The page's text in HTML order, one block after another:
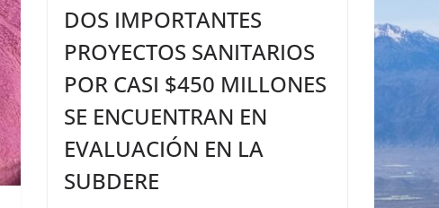
DOS IMPORTANTES
PROYECTOS SANITARIOS
POR CASI $450 MILLONES
SE ENCUENTRAN EN
EVALUACIÓN EN LA
SUBDERE